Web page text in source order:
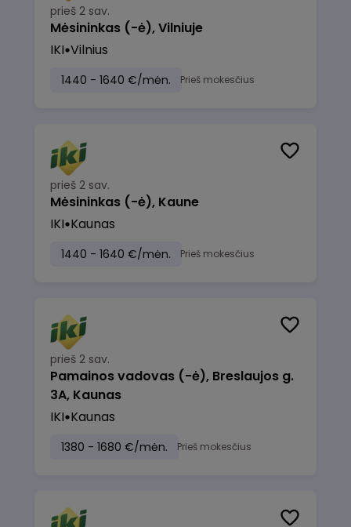
prieš 2 sav.
Mėsininkas (-ė), Vilniuje
IKI Vilnius
1440 - 1640 €/mėn. Prieš mokesčius
prieš 2 sav.
Mėsininkas (-ė), Kaune
IKI Kaunas
1440 - 1640 €/mėn. Prieš mokesčius
prieš 2 sav.
Pamainos vadovas (-ė), Breslaujos g.
3A, Kaunas
IKI Kaunas
1380 - 1680 €/mėn. Prieš mokesčius